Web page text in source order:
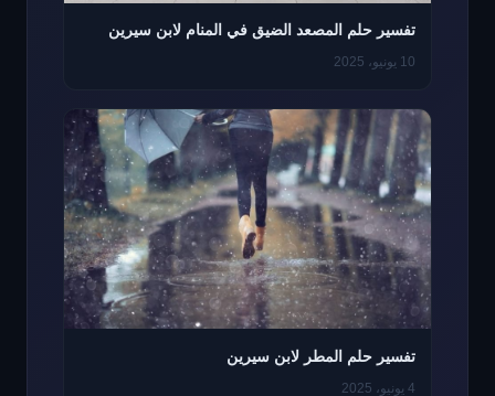
تفسير حلم المصعد الضيق في المنام لابن سيرين
10 يونيو، 2025
تفسير حلم المطر لابن سيرين
4 يونيو، 2025